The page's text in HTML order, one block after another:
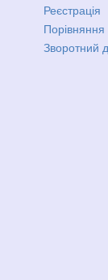
Реєстрація
Порівняння
Зворотний